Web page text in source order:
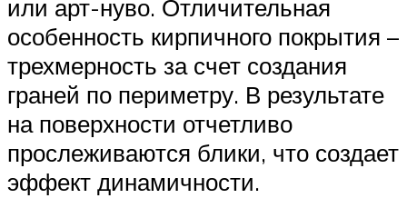
или арт-нуво. Отличительная
особенность кирпичного покрытия –
трехмерность за счет создания
граней по периметру. В результате
на поверхности отчетливо
прослеживаются блики, что создает
эффект динамичности.